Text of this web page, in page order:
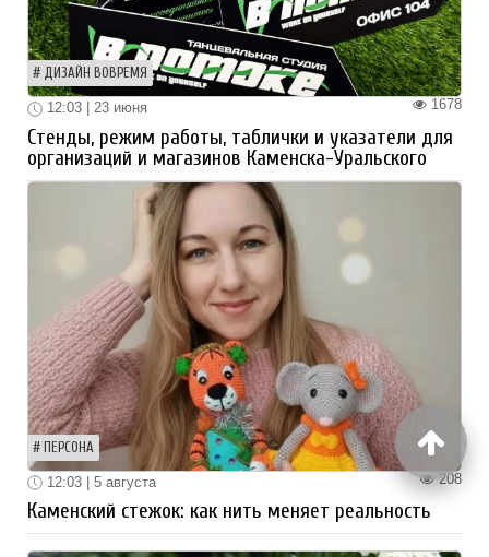
ДИЗАЙН ВОВРЕМЯ
1678
12:03 | 23 июня
Стенды, режим работы, таблички и указатели для
организаций и магазинов Каменска-Уральского
ПЕРСОНА
208
12:03 | 5 августа
Каменский стежок: как нить меняет реальность